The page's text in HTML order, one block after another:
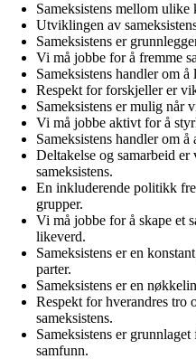
Sameksistens mellom
Utviklingen av
Sameksistens er
Vi må jobbe for å fremme
Sameksistens handler om
Respekt for forskjeller er
Sameksistens er mulig når
Vi må jobbe aktivt for å
Sameksistens handler om å
Deltakelse og samarbeid
sameksistens.
En inkluderende politikk
grupper.
Vi må jobbe for å skape et
likeverd.
Sameksistens er en
parter.
Sameksistens er en
Respekt for hverandres tro
sameksistens.
Sameksistens er
samfunn.